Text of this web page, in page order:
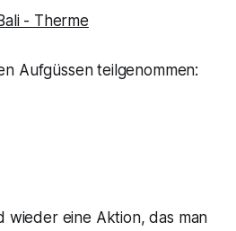
Aufgüssen teilgenommen:
wieder eine Aktion, das man